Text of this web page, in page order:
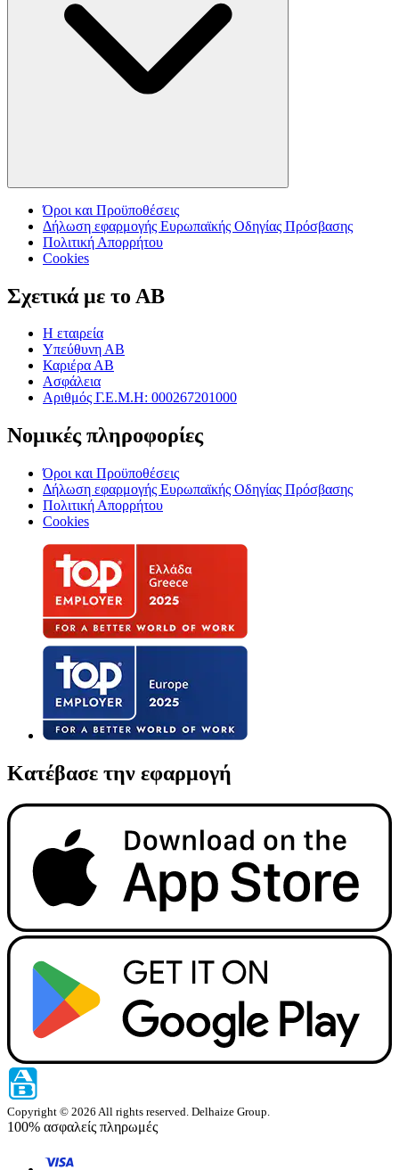
Όροι και Προϋποθέσεις
Δήλωση εφαρμογής Ευρωπαϊκής Οδηγίας Πρόσβασης
Πολιτική Απορρήτου
Cookies
Σχετικά με το ΑΒ
Η εταιρεία
Υπεύθυνη ΑΒ
Καριέρα ΑΒ
Ασφάλεια
Αριθμός Γ.Ε.Μ.Η: 000267201000
Νομικές πληροφορίες
Όροι και Προϋποθέσεις
Δήλωση εφαρμογής Ευρωπαϊκής Οδηγίας Πρόσβασης
Πολιτική Απορρήτου
Cookies
Κατέβασε την εφαρμογή
Copyright © 2026 All rights reserved. Delhaize Group.
100% ασφαλείς πληρωμές